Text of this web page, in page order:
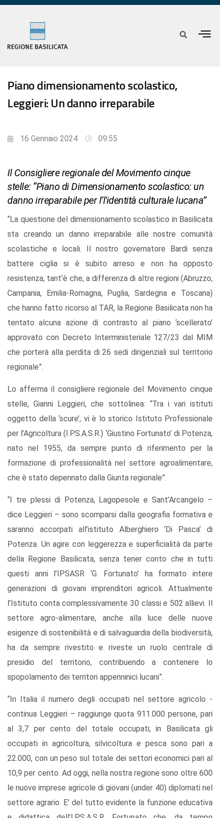
Piano dimensionamento scolastico,
Leggieri: Un danno irreparabile
16 Gennaio 2024 09:55
Il Consigliere regionale del Movimento cinque
stelle: “Piano di Dimensionamento scolastico: un
danno irreparabile per l’l'identità culturale lucana”
“La questione del dimensionamento scolastico in Basilicata
sta creando un danno irreparabile alle nostre comunità
scolastiche e locali. Il nostro governatore Bardi senza
battere ciglia si è subito arreso e non ha opposto
resistenza, tant’è che, a differenza di altre regioni (Abruzzo,
Campania, Emilia-Romagna, Puglia, Sardegna e Toscana)
che hanno fatto ricorso al TAR, la Regione Basilicata non ha
tentato alcuna azione di contrasto al piano ‘scellerato’
approvato con Decreto Interministeriale 127/23 dal MIM
che porterà alla perdita di 26 sedi dirigenziali sul territorio
regionale”.
Lo afferma il consigliere regionale del Movimento cinque
stelle, Gianni Leggieri, che sottolinea: “Tra i vari istituti
oggetto della ‘scure’, vi è lo storico Istituto Professionale
per l’Agricoltura (I.P.S.A.S.R.) ‘Giustino Fortunato’ di Potenza,
nato nel 1955, da sempre punto di riferimento per la
formazione di professionalità nel settore agroalimentare,
che è stato depennato dalla Giunta regionale”.
“I tre plessi di Potenza, Lagopesole e Sant’Arcangelo –
dice Leggieri – sono scomparsi dalla geografia formativa e
saranno accorpati all’istituto Alberghiero ‘Di Pasca’ di
Potenza. Un agire con leggerezza e superficialità da parte
della Regione Basilicata, senza tener conto che in tutti
questi anni l’IPSASR ‘G. Fortunato’ ha formato intere
generazioni di giovani imprenditori agricoli. Attualmente
l’Istituto conta complessivamente 30 classi e 502 allievi. Il
settore agro-alimentare, anche alla luce delle nuove
esigenze di sostenibilità e di salvaguardia della biodiversità,
ha da sempre rivestito e riveste un ruolo centrale di
presidio del territorio, contribuendo a contenere lo
spopolamento dei territori appenninici lucani”.
“In Italia il numero degli occupati nel settore agricolo -
continua Leggieri – raggiunge quota 911.000 persone, pari
al 3,7 per cento del totale occupati; in Basilicata gli
occupati in agricoltura, silvicoltura e pesca sono pari a
22.000, con un peso sul totale dei settori economici pari al
10,9 per cento. Ad oggi, nella nostra regione sono oltre 600
le nuove imprese agricole di giovani (under 40) diplomati nel
settore agrario. E' del tutto evidente la funzione educativa